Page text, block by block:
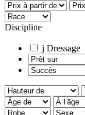
Discipline
j Dressage